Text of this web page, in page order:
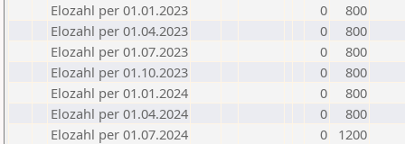
Elozahl per 01.01.2023
0
800
Elozahl per 01.04.2023
0
800
Elozahl per 01.07.2023
0
800
Elozahl per 01.10.2023
0
800
Elozahl per 01.01.2024
0
800
Elozahl per 01.04.2024
0
800
Elozahl per 01.07.2024
0
1200